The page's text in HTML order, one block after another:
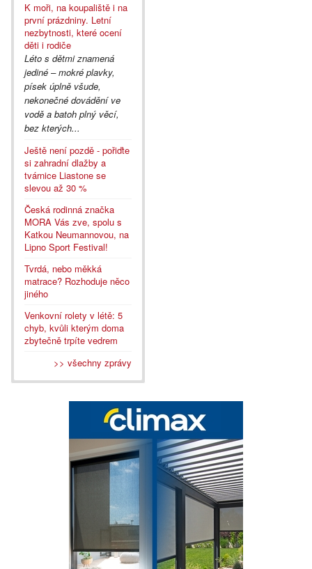
K moři, na koupaliště i na
první prázdniny. Letní
nezbytnosti, které ocení
děti i rodiče
Léto s dětmi znamená
jediné – mokré plavky,
písek úplně všude,
nekonečné dovádění ve
vodě a batoh plný věcí,
bez kterých...
Ještě není pozdě - pořiďte
si zahradní dlažby a
tvárnice Liastone se
slevou až 30 %
Česká rodinná značka
MORA Vás zve, spolu s
Katkou Neumannovou, na
Lipno Sport Festival!
Tvrdá, nebo měkká
matrace? Rozhoduje něco
jiného
Venkovní rolety v létě: 5
chyb, kvůli kterým doma
zbytečně trpíte vedrem
>> všechny zprávy